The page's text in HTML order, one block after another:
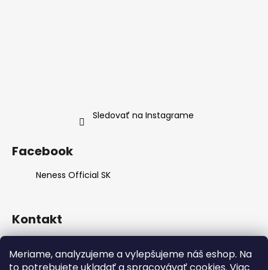
Meriame, analyzujeme a vylepšujeme náš eshop. Na
Sledovať na Instagrame
Facebook
Neness Official SK
Kontakt
+420 702 114 113